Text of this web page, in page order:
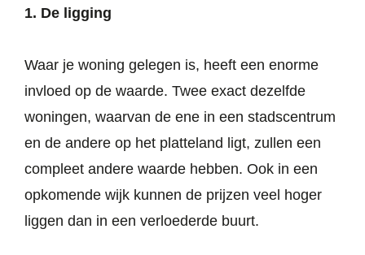
1. De ligging
Waar je woning gelegen is, heeft een enorme
invloed op de waarde. Twee exact dezelfde
woningen, waarvan de ene in een stadscentrum
en de andere op het platteland ligt, zullen een
compleet andere waarde hebben. Ook in een
opkomende wijk kunnen de prijzen veel hoger
liggen dan in een verloederde buurt.